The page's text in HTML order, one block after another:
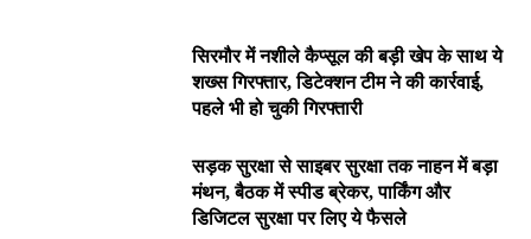
सिरमौर में नशीले कैप्सूल की बड़ी खेप के साथ ये
शख्स गिरफ्तार, डिटेक्शन टीम ने की कार्रवाई,
पहले भी हो चुकी गिरफ्तारी
सड़क सुरक्षा से साइबर सुरक्षा तक नाहन में बड़ा
मंथन, बैठक में स्पीड ब्रेकर, पार्किंग और
डिजिटल सुरक्षा पर लिए ये फैसले